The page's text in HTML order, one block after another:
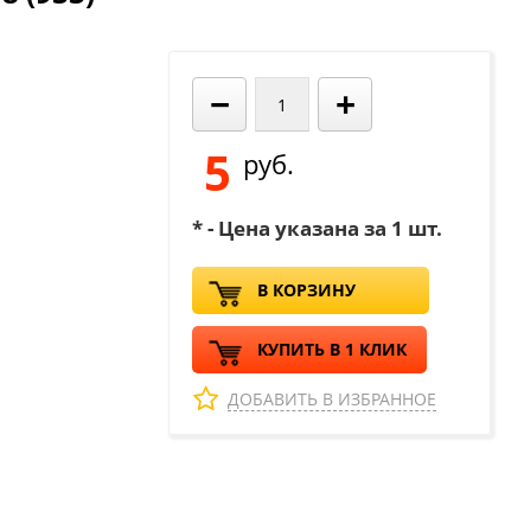
− +
5 руб.
* - Цена указана за 1 шт.
В КОРЗИНУ
КУПИТЬ В 1 КЛИК
ДОБАВИТЬ В ИЗБРАННОЕ